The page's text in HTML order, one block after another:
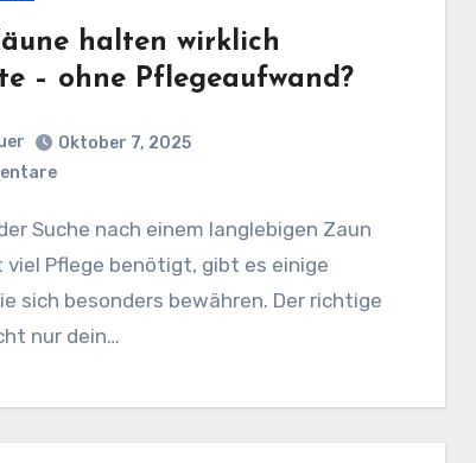
halten wirklich
– ohne Pflegeaufwand?
Oktober 7, 2025
Pflege benötigt, gibt es einige
sich besonders bewähren. Der richtige
nur dein…